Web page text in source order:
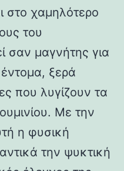
στο χαμηλότερο
του
σαν μαγνήτης για
ξερά
που λυγίζουν τα
Με την
η φυσική
την ψυκτική